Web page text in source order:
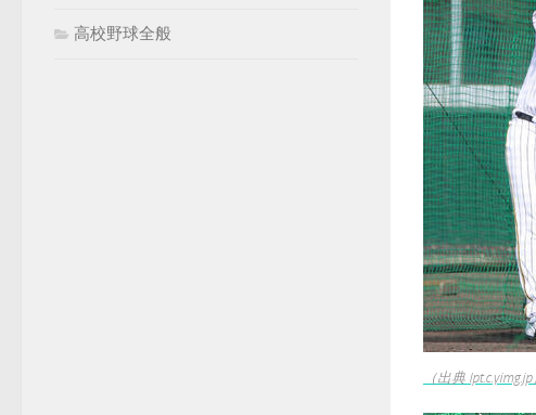
（出典 lpt.c.yimg.jp
高校野球全般